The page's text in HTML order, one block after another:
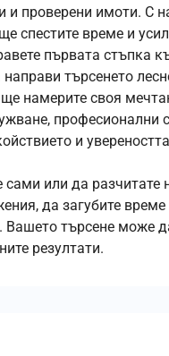
и проверени имоти. С
спестите време и
първата
търсенето
намерите своя
и
или да разчитате
да загубите
Вашето търсене може
резултати.